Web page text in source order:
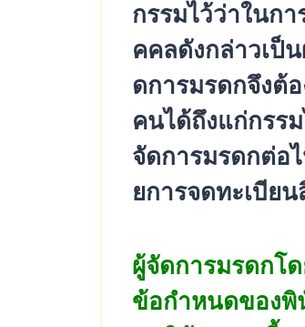
กรรมไว้ว่าในกา
คคลดังกล่าวเป็
ดการมรดกจึงต้
คนได้ถึงแก่กรร
จัดการมรดกต่อ
ยการจดทะเบียน
ผู้จัดการมรดกโ
ข้อกำหนดของพิ